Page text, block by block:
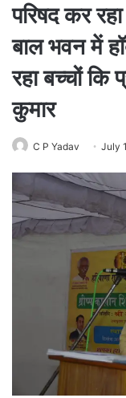
परिषद कर
बाल भवन में
रहा बच्चों
कुमार
C P Yadav July